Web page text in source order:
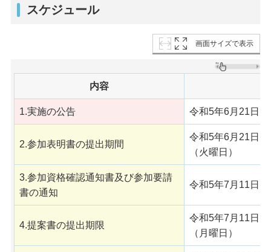
スケジュール
画面サイズで表示
内容
1.実施の公告 令和5年6月21日
2.参加表明書の提出期間
令和5年6月21日
（火曜日）
3.参加資格確認通知書及び参加要請
書の通知
令和5年7月11日
4.提案書の提出期限
令和5年7月11日
（月曜日）